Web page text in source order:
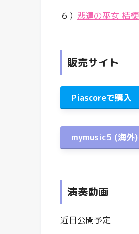
６） 悲運の巫女 桔梗
販売サイト
Piascoreで購入
mymusic5 (海外)
演奏動画
近日公開予定